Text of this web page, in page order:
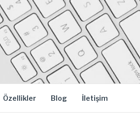
Özellikler Blog İletişim